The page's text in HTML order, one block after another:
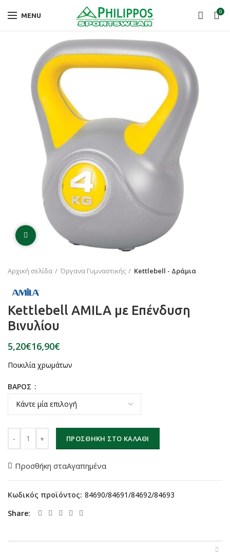
MENU 0
Click to enlarge
Αρχική σελίδα Όργανα Γυμναστικής Kettlebell - Δράμια
Kettlebell AMILA με Επένδυση
Βινυλίου
€ €
Ποικιλία χρωμάτων
ΒΑΡΟΣ
ΠΡΟΣΘΉΚΗ ΣΤΟ ΚΑΛΆΘΙ
Προσθήκη σταΑγαπημένα
Κωδικός προϊόντος: 84690/84691/84692/84693
Share